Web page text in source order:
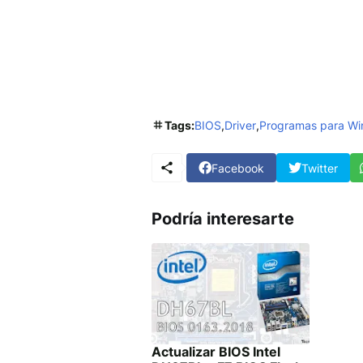
Tags:BIOS Driver Programas para
Facebook Twitter
Podría interesarte
Actualizar BIOS Intel